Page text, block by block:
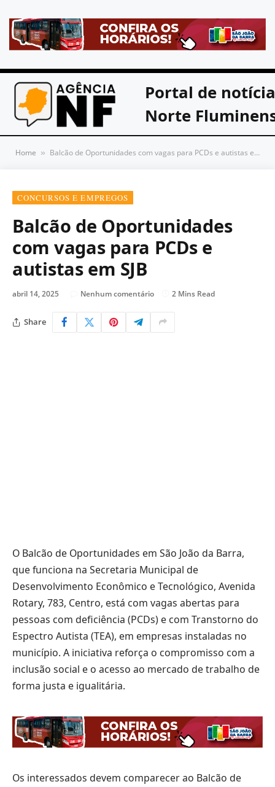
Portal de
Norte
Home » Balcão de Oportunidades com vagas para PCDs e autistas em SJB
CONCURSOS E EMPREGOS
Balcão de Oportunidades
com vagas para PCDs e
autistas em SJB
abril 14, 2025 Nenhum comentário 2 Mins Read
Share
O Balcão de Oportunidades em São João da Barra,
que funciona na Secretaria Municipal de
Desenvolvimento Econômico e Tecnológico, Avenida
Rotary, 783, Centro, está com vagas abertas para
pessoas com deficiência (PCDs) e com Transtorno do
Espectro Autista (TEA), em empresas instaladas no
município. A iniciativa reforça o compromisso com a
inclusão social e o acesso ao mercado de trabalho de
forma justa e igualitária.
Os interessados devem comparecer ao Balcão de